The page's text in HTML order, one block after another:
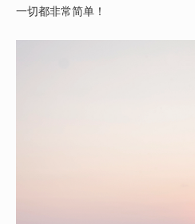
一切都非常简单！